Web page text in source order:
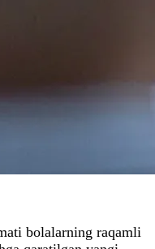
bolalarning raqamli